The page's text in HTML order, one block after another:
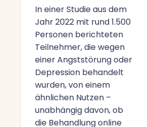
In einer Studie aus dem
Jahr 2022 mit rund 1.500
Personen berichteten
Teilnehmer, die wegen
einer Angststörung oder
Depression behandelt
wurden, von einem
ähnlichen Nutzen –
unabhängig davon, ob
die Behandlung online